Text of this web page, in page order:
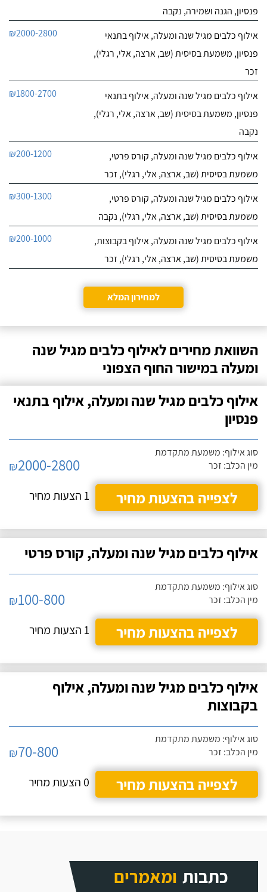
פנסיון, הגנה ושמירה, נקבה
אילוף כלבים מגיל שנה ומעלה, אילוף בתנאי
פנסיון, משמעת בסיסית (שב, ארצה, אלי, רגלי),
זכר
₪2000-2800
אילוף כלבים מגיל שנה ומעלה, אילוף בתנאי
פנסיון, משמעת בסיסית (שב, ארצה, אלי, רגלי),
נקבה
₪1800-2700
אילוף כלבים מגיל שנה ומעלה, קורס פרטי,
משמעת בסיסית (שב, ארצה, אלי, רגלי), זכר
₪200-1200
אילוף כלבים מגיל שנה ומעלה, קורס פרטי,
משמעת בסיסית (שב, ארצה, אלי, רגלי), נקבה
₪300-1300
אילוף כלבים מגיל שנה ומעלה, אילוף בקבוצות,
משמעת בסיסית (שב, ארצה, אלי, רגלי), זכר
₪200-1000
למחירון המלא
השוואת מחירים לאילוף כלבים מגיל שנה
ומעלה במישור החוף הצפוני
אילוף כלבים מגיל שנה ומעלה, אילוף בתנאי
פנסיון
סוג אילוף: משמעת מתקדמת
מין הכלב: זכר
₪2000-2800
לצפייה בהצעות מחיר
1 הצעות מחיר
אילוף כלבים מגיל שנה ומעלה, קורס פרטי
סוג אילוף: משמעת מתקדמת
מין הכלב: זכר
₪100-800
לצפייה בהצעות מחיר
1 הצעות מחיר
אילוף כלבים מגיל שנה ומעלה, אילוף
בקבוצות
סוג אילוף: משמעת מתקדמת
מין הכלב: זכר
₪70-800
לצפייה בהצעות מחיר
0 הצעות מחיר
כתבות ומאמרים